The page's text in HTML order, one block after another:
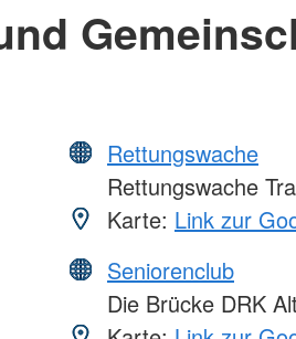
Rettungswache
Rettungswache
Karte: Link zur
Seniorenclub
Die Brücke DRK